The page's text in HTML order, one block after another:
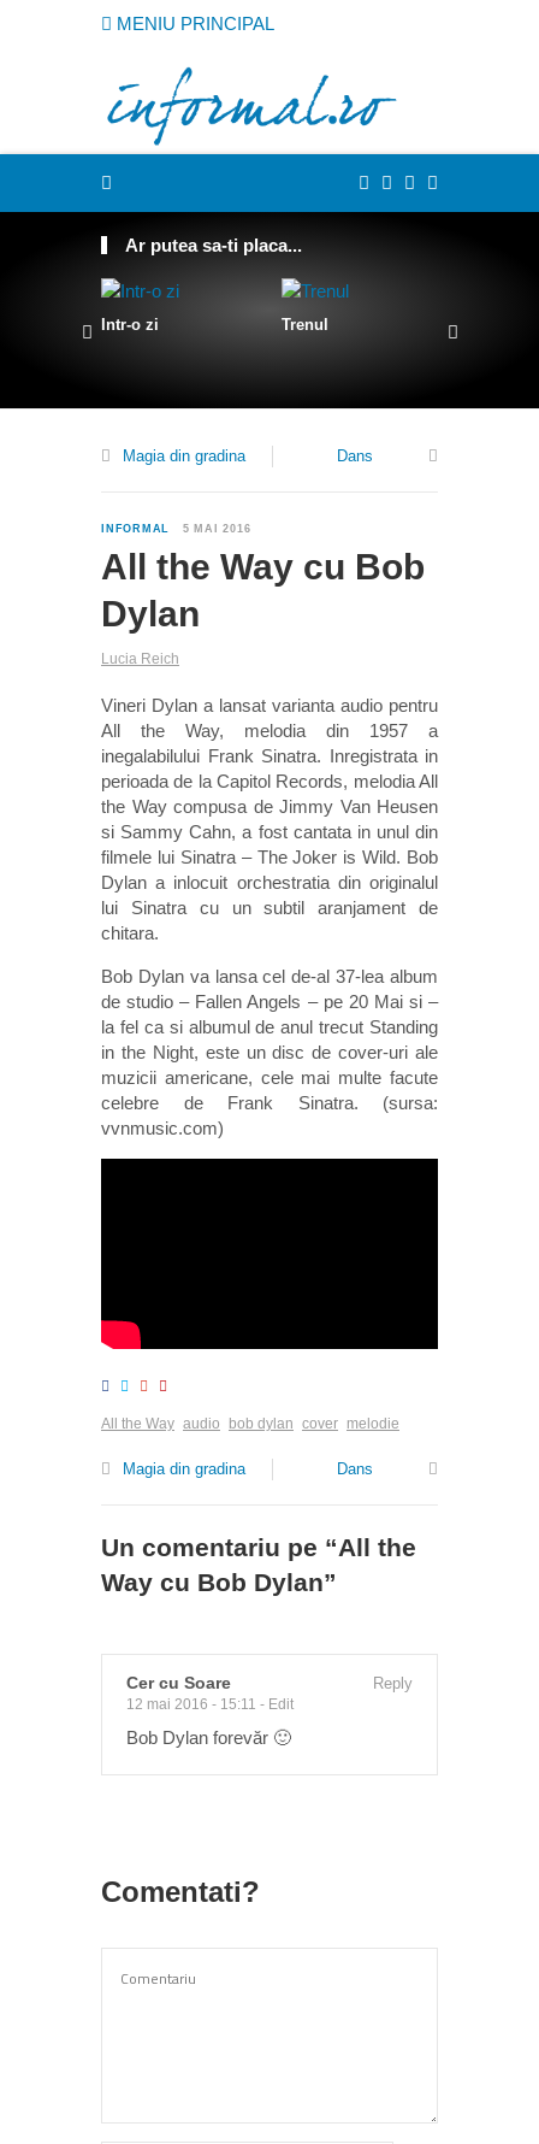
MENIU PRINCIPAL
Ar putea sa-ti placa...
Intr-o zi
Trenul
Magia din gradina Dans
INFORMAL 5 MAI 2016
All the Way cu Bob
Dylan
Lucia Reich
Vineri Dylan a lansat varianta audio pentru
All the Way, melodia din 1957 a
inegalabilului Frank Sinatra. Inregistrata in
perioada de la Capitol Records, melodia All
the Way compusa de Jimmy Van Heusen
si Sammy Cahn, a fost cantata in unul din
filmele lui Sinatra – The Joker is Wild. Bob
Dylan a inlocuit orchestratia din originalul
lui Sinatra cu un subtil aranjament de
chitara.
Bob Dylan va lansa cel de-al 37-lea album
de studio – Fallen Angels – pe 20 Mai si –
la fel ca si albumul de anul trecut Standing
in the Night, este un disc de cover-uri ale
muzicii americane, cele mai multe facute
celebre de Frank Sinatra. (sursa:
vvnmusic.com)
All the Way audio bob dylan cover melodie
Magia din gradina Dans
Un comentariu pe “All the
Way cu Bob Dylan”
Cer cu Soare
12 mai 2016 - 15:11 - Edit
Reply
Bob Dylan forevăr 🙂
Comentati?